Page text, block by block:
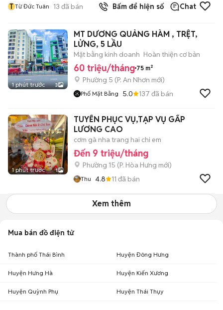
T Từ Đức Tuân 13 đã bán Bấm để hiện số Chat
1 phút trước 3
MT DƯƠNG QUẢNG HÀM , TRỆT,
LỬNG, 5 LẦU
Mặt bằng kinh doanh Hoàn thiện cơ bản
60 triệu/tháng 75 m²
Phường 5 (P. An Nhơn mới)
Phố Mặt Bằng 5.0 137 đã bán
1 phút trước 1
TUYỂN PHỤC VỤ,TẠP VỤ GẤP
LƯƠNG CAO
cơm gà nha trang hai chi em
Đến 9 triệu/tháng
Phường 15 (P. Hòa Hưng mới)
Thu 4.8 11 đã bán
Xem thêm
Mua bán đồ điện tử
Thành phố Thái Bình Huyện Đông Hưng
Huyện Hưng Hà Huyện Kiến Xương
Huyện Quỳnh Phụ Huyện Thái Thụy